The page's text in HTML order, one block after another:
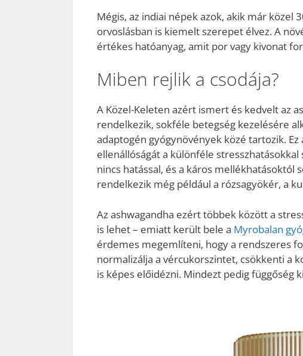
Mégis, az indiai népek azok, akik már közel
orvoslásban is kiemelt szerepet élvez. A
értékes hatóanyag, amit por vagy kivonat
Miben rejlik a csodája?
A Közel-Keleten azért ismert és kedvelt az
rendelkezik, sokféle betegség kezelésére
adaptogén gyógynövények közé tartozik.
ellenállóságát a különféle
nincs hatással, és a káros mellékhatásoktól
rendelkezik még például a rózsagyökér, a
Az ashwagandha ezért többek között a
is lehet – emiatt került bele a Myrobalan
érdemes megemlíteni, hogy a rendszeres
normalizálja a vércukorszintet, csökkenti a
is képes előidézni. Mindezt pedig függőség